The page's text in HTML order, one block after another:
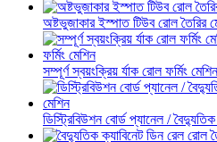
অষ্টভুজাকার ইস্পাত টিউব রোল তৈরির
সম্পূর্ণ স্বয়ংক্রিয় র্যাক রোল ফর্মিং
ডিস্ট্রিবিউশন বোর্ড প্যানেল /